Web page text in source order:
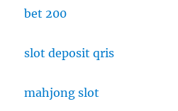
bet 200
slot deposit qris
mahjong slot